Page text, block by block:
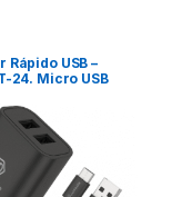
Rápido USB –
24. Micro USB